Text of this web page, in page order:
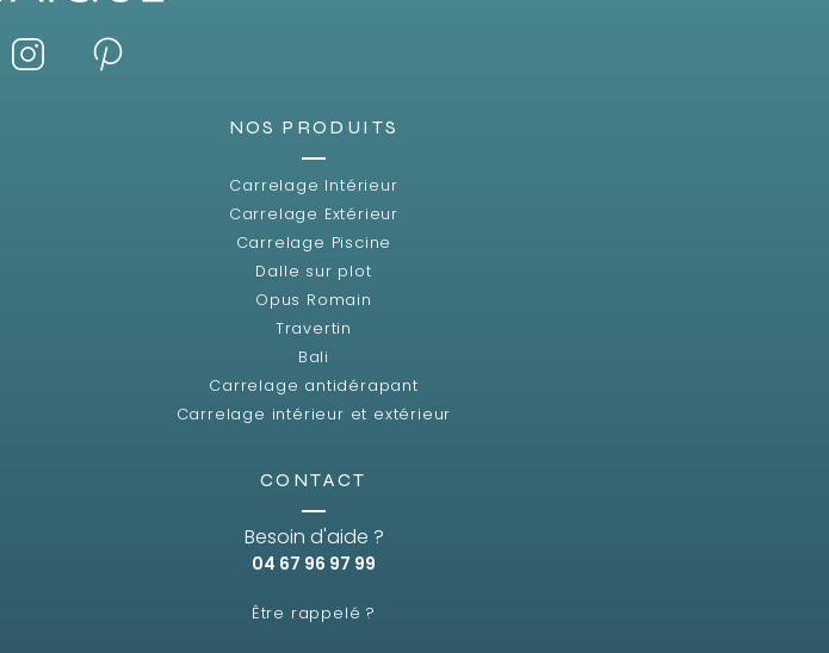
NOS PRODUITS
Carrelage Intérieur
Carrelage Extérieur
Carrelage Piscine
Dalle sur plot
Opus Romain
Travertin
Bali
Carrelage antidérapant
Carrelage intérieur et extérieur
CONTACT
Besoin d'aide ?
04 67 96 97 99
Être rappelé ?